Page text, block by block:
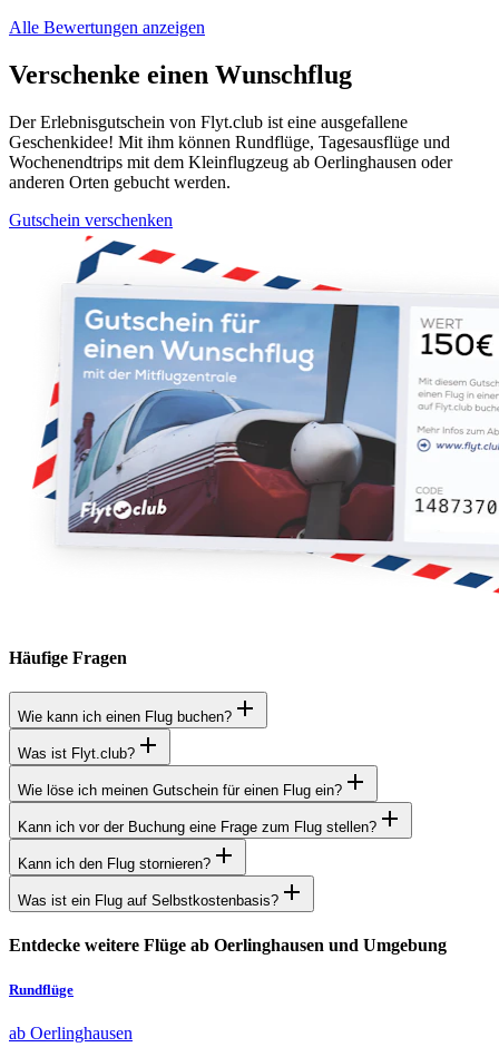
Alle Bewertungen anzeigen
Verschenke einen Wunschflug
Der Erlebnisgutschein von Flyt.club ist eine ausgefallene
Geschenkidee! Mit ihm können Rundflüge, Tagesausflüge und
Wochenendtrips mit dem Kleinflugzeug ab Oerlinghausen oder
anderen Orten gebucht werden.
Gutschein verschenken
Häufige Fragen
Wie kann ich einen Flug buchen?
Was ist Flyt.club?
Wie löse ich meinen Gutschein für einen Flug ein?
Kann ich vor der Buchung eine Frage zum Flug stellen?
Kann ich den Flug stornieren?
Was ist ein Flug auf Selbstkostenbasis?
Entdecke weitere Flüge ab Oerlinghausen und Umgebung
Rundflüge
ab Oerlinghausen